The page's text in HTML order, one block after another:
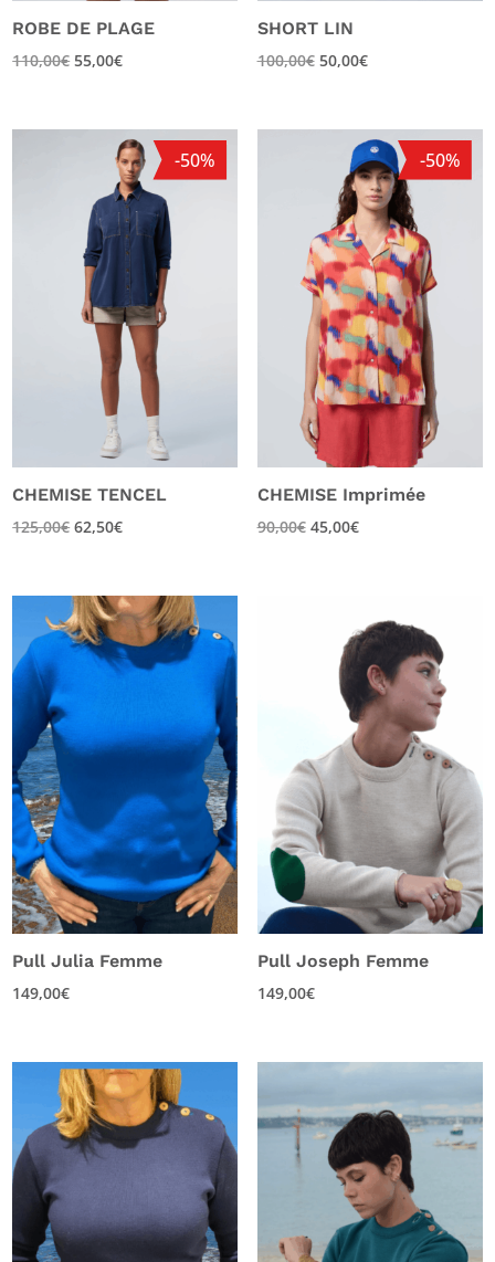
ROBE DE PLAGE
110,00€ 55,00€
SHORT LIN
100,00€ 50,00€
-50%
CHEMISE TENCEL
125,00€ 62,50€
-50%
CHEMISE Imprimée
90,00€ 45,00€
Pull Julia Femme
149,00€
Pull Joseph Femme
149,00€